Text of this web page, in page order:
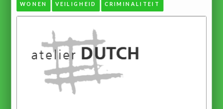
WONEN VEILIGHEID CRIMINALITEIT